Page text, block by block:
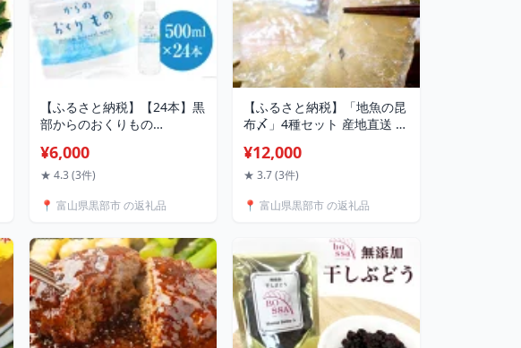
【ふるさと納税】【24本】黒
部からのおくりもの
料水 ミネラルウォーター /
IAC / 富山県 黒部市【名水百
ア ペットボトル 5000円
類
¥6,000
★ 4.3 (3件)
📍 富山県黒部市 の返礼品
【ふるさと納税】「地魚の昆
布〆」4種セット 産地直送 旬
凍/くろべ漁業協同組合 魚の
駅「生地」/富山県 黒部市 海
¥12,000
★ 3.7 (3件)
📍 富山県黒部市 の返礼品